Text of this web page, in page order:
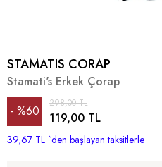
STAMATIS CORAP
Stamati's Erkek Çorap
%60
İndirim
298,00 TL
119,00 TL
39,67 TL `den başlayan taksitlerle